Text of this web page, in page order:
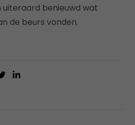
benieuwd wat
de beurs vonden.